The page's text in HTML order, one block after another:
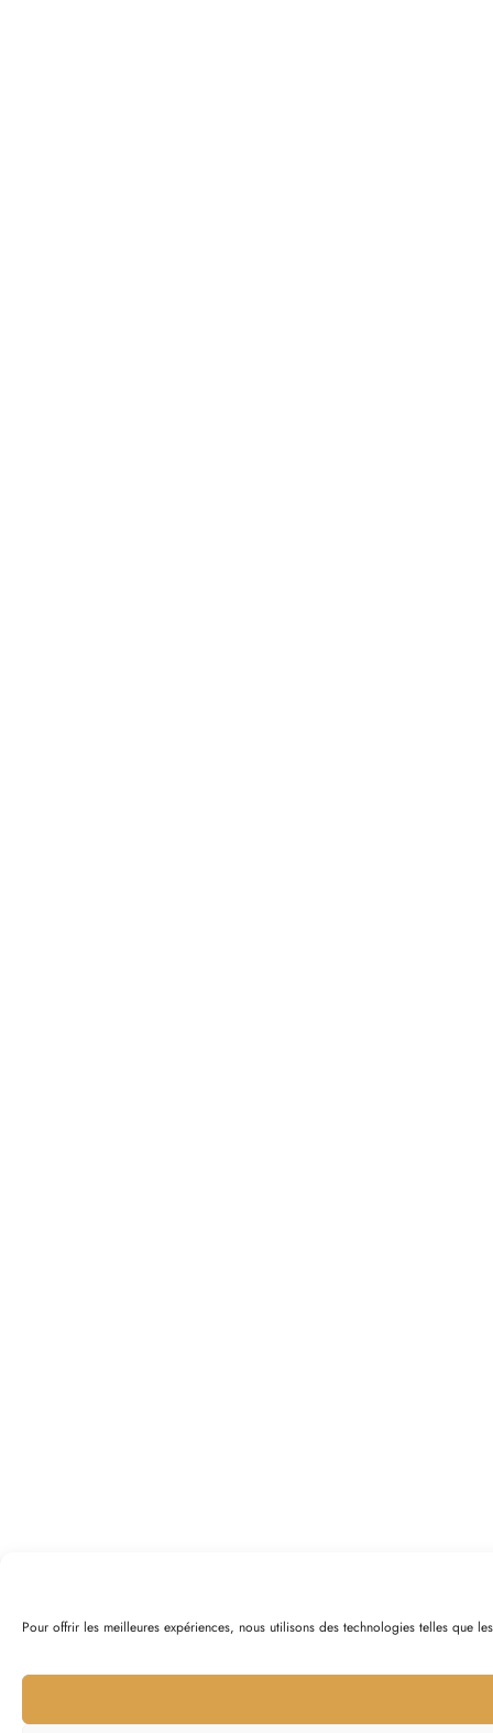
Pour offrir les meilleures expériences, nous utilisons des technologies telles que